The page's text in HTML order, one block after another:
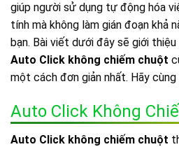
giúp người sử dụng tự động hóa
tính mà không làm gián đoạn khả
bạn. Bài viết dưới đây sẽ giới
Auto Click không chiếm chuột
một cách đơn giản nhất. Hãy cùng
Auto Click Không
Auto Click không chiếm chuột